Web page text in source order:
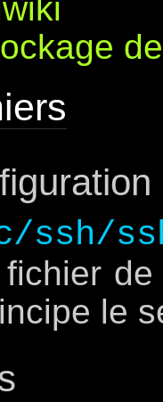
ssh/
le